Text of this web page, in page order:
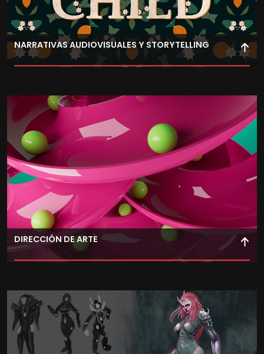
NARRATIVAS AUDIOVISUALES Y STORYTELLING
gráficos, transmitiendo ideas de manera efectiva a
través de la animación y el storytelling.
DIRECCIÓN DE ARTE
a la producción, asegurando la comunicación estética
de cada escena.